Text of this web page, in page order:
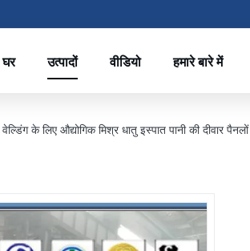
घर उत्पादों वीडियो हमारे बारे में
के लिए औद्योगिक मिश्र धातु इस्पात पानी की दीवार पैनलों